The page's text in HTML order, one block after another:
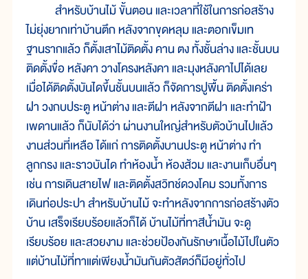
สำหรับบ้านไม้ ขั้นตอน และเวลาที่ใช้ในการก่อสร้าง
ไม่ยุ่งยากเท่าบ้านตึก หลังจากขุดหลุม และตอกเข็มเท
ฐานรากแล้ว ก็ตั้งเสาไม้ติดตั้ง คาน ตง ทั้งชั้นล่าง และชั้นบน
ติดตั้งขื่อ หลังคา วางโครงหลังคา และมุงหลังคาไปได้เลย
เมื่อได้ติดตั้งบันไดขึ้นชั้นบนแล้ว ก็จัดการปูพื้น ติดตั้งเคร่า
ฝา วงกบประตู หน้าต่าง และตีฝา หลังจากตีฝา และทำฝ้า
เพดานแล้ว ก็นับได้ว่า ผ่านงานใหญ่สำหรับตัวบ้านไปแล้ว
งานส่วนที่เหลือ ได้แก่ การติดตั้งบานประตู หน้าต่าง ทำ
ลูกกรง และราวบันได ทำห้องน้ำ ห้องส้วม และงานเก็บอื่นๆ
เช่น การเดินสายไฟ และติดตั้งสวิทช์ดวงโคม รวมทั้งการ
เดินท่อประปา สำหรับบ้านไม้ จะทำหลังจากการก่อสร้างตัว
บ้าน เสร็จเรียบร้อยแล้วก็ได้ บ้านไม้ที่ทาสีน้ำมัน จะดู
เรียบร้อย และสวยงาม และช่วยป้องกันรักษาเนื้อไม้ไปในตัว
แต่บ้านไม้ที่ทาแต่เพียงน้ำมันกันตัวสัตว์ก็มีอยู่ทั่วไป